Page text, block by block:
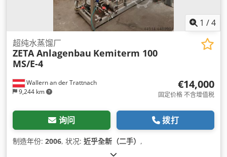
1 /4
Wallern an der Trattnach
9,244 km
超纯水蒸馏厂
ZETA Anlagenbau Kemiterm 100
MS/E-4
€14,000
固定价格 不含增值税
询问 拨打
制造年份: 2006, 状况: 近乎全新（二手） ,